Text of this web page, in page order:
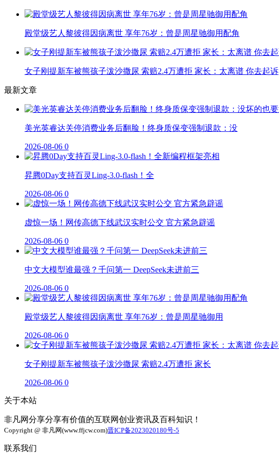
殿堂级艺人黎彼得因病离世 享年76岁：曾是周星驰御用配角
女子刚提新车被熊孩子泼沙撒尿 索赔2.4万遭拒 家长：太离谱 你去起诉
最新文章
美光英睿达关停消费业务后翻脸！终身质保变强制退款：没
2026-08-06 0
昇腾0Day支持百灵Ling-3.0-flash！全
2026-08-06 0
虚惊一场！网传高德下线武汉实时公交 官方紧急辟谣
2026-08-06 0
中文大模型谁最强？千问第一 DeepSeek未进前三
2026-08-06 0
殿堂级艺人黎彼得因病离世 享年76岁：曾是周星驰御用
2026-08-06 0
女子刚提新车被熊孩子泼沙撒尿 索赔2.4万遭拒 家长
2026-08-06 0
关于本站
非凡网分享分享有价值的互联网创业资讯及百科知识！
Copyright @ 非凡网(www.ffjcw.com)晋ICP备2023020180号-5
联系我们